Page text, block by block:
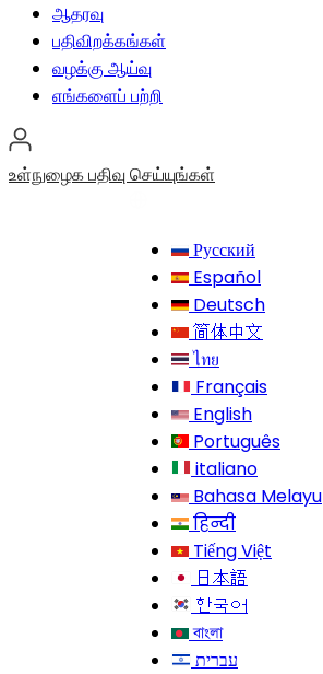
ஆதரவு
பதிவிறக்கங்கள்
வழக்கு ஆய்வு
எங்களைப் பற்றி
உள்நுழைகபதிவு செய்யுங்கள்
Русский
Español
Deutsch
简体中文
ไทย
Français
English
Português
italiano
Bahasa Melayu
हिन्दी
Tiếng Việt
日本語
한국어
বাংলা
עברית